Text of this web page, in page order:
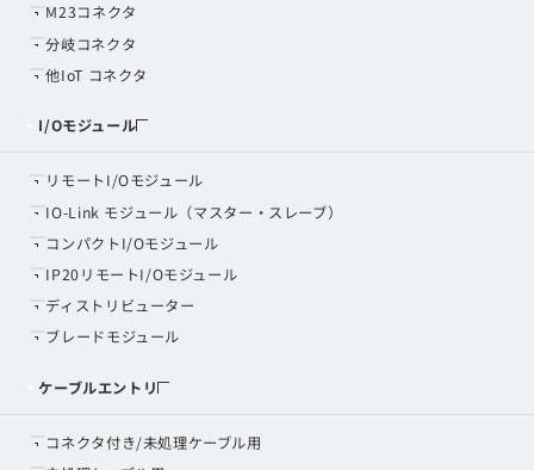
M23コネクタ
分岐コネクタ
他IoT コネクタ
I/Oモジュール
リモートI/Oモジュール
IO-Link モジュール（マスター・スレーブ）
コンパクトI/Oモジュール
IP20リモートI/Oモジュール
ディストリビューター
ブレードモジュール
ケーブルエントリ
コネクタ付き/未処理ケーブル用